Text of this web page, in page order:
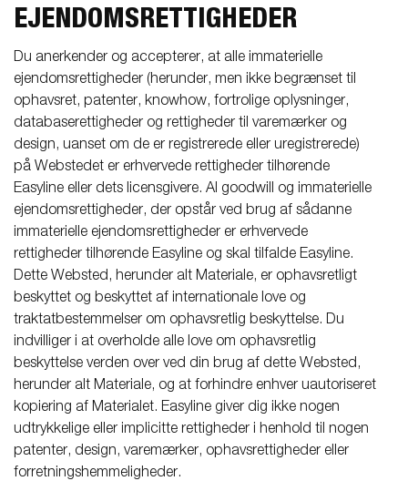
EJENDOMSRETTIGHEDER
Du anerkender og accepterer, at alle immaterielle
ejendomsrettigheder (herunder, men ikke begrænset til
ophavsret, patenter, knowhow, fortrolige oplysninger,
databaserettigheder og rettigheder til varemærker og
design, uanset om de er registrerede eller uregistrerede)
på Webstedet er erhvervede rettigheder tilhørende
Easyline eller dets licensgivere. Al goodwill og immaterielle
ejendomsrettigheder, der opstår ved brug af sådanne
immaterielle ejendomsrettigheder er erhvervede
rettigheder tilhørende Easyline og skal tilfalde Easyline.
Dette Websted, herunder alt Materiale, er ophavsretligt
beskyttet og beskyttet af internationale love og
traktatbestemmelser om ophavsretlig beskyttelse. Du
indvilliger i at overholde alle love om ophavsretlig
beskyttelse verden over ved din brug af dette Websted,
herunder alt Materiale, og at forhindre enhver uautoriseret
kopiering af Materialet. Easyline giver dig ikke nogen
udtrykkelige eller implicitte rettigheder i henhold til nogen
patenter, design, varemærker, ophavsrettigheder eller
forretningshemmeligheder.